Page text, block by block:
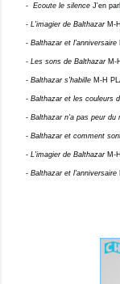
- Ecoute le silence J'en
- L'imagier de BalthazarM-
- Balthazar et l'anniversaire
- Les sons de Balthazar M-
- Balthazar s'habille M-H
- Balthazar et les couleurs
- Balthazar n'a pas peur du
- Balthazar et comment
- L'imagier de BalthazarM-
- Balthazar et l'anniversaire